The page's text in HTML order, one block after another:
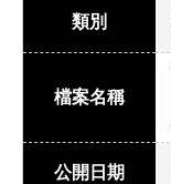
類別
檔案名稱
公開日期